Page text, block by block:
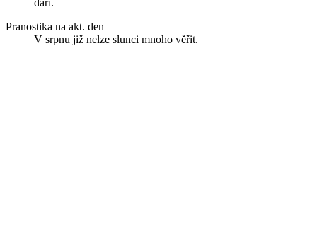
daří.
Pranostika na akt. den
V srpnu již nelze slunci mnoho věřit.